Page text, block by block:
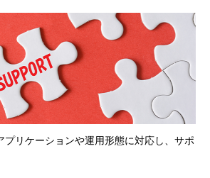
プリケーションや運用形態に対応し、サポ